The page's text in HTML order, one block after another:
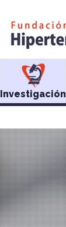
Investigación